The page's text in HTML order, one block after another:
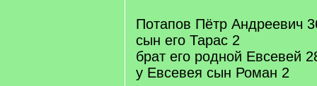
Потапов Пётр Андреевич
сын его Тарас 2
брат его родной Евсевей
у Евсевея сын Роман 2